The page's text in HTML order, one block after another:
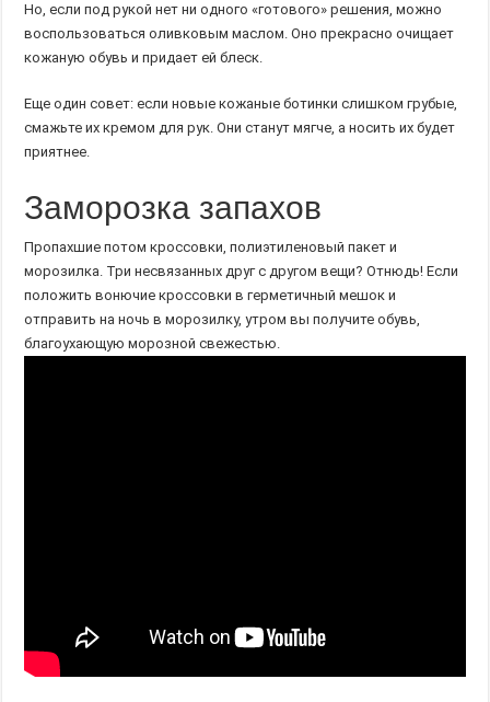
Но, если под рукой нет ни одного «готового» решения, можно
воспользоваться оливковым маслом. Оно прекрасно очищает
кожаную обувь и придает ей блеск.
Еще один совет: если новые кожаные ботинки слишком грубые,
смажьте их кремом для рук. Они станут мягче, а носить их будет
приятнее.
Заморозка запахов
Пропахшие потом кроссовки, полиэтиленовый пакет и
морозилка. Три несвязанных друг с другом вещи? Отнюдь! Если
положить вонючие кроссовки в герметичный мешок и
отправить на ночь в морозилку, утром вы получите обувь,
благоухающую морозной свежестью.